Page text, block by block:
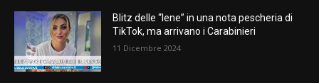
Blitz delle “Iene” in una nota pescheria di
TikTok, ma arrivano i Carabinieri
11 Dicembre 2024